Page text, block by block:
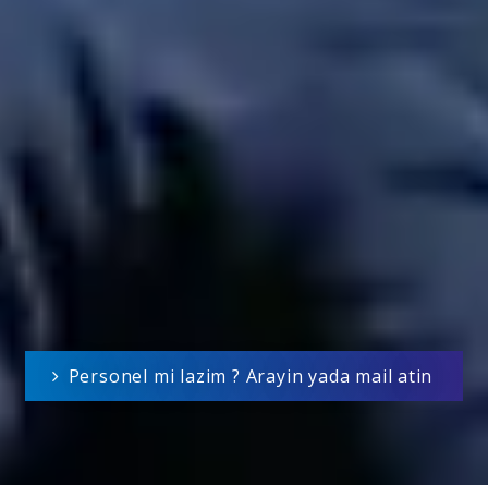
Personel mi lazim ? Arayin yada mail atin